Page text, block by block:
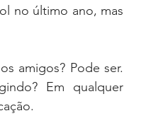
no último ano, mas
amigos? Pode ser.
Em qualquer